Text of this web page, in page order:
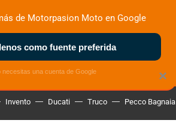
DEPORTIVAS MOTOS ELÉCTRICAS
Invento Ducati Truco Pecco Bagnaia
×
de Motorpasion Moto en Google
como fuente preferida
necesitas una cuenta de Google